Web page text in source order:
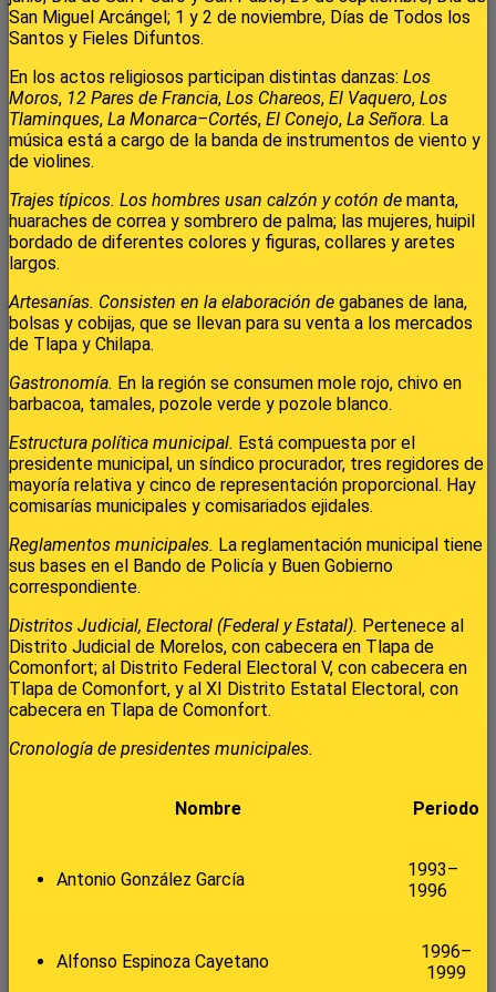
San Miguel Arcángel; 1 y 2 de noviembre, Días de Todos los
Santos y Fieles Difuntos.
En los actos religiosos participan distintas danzas: Los
Moros, 12 Pares de Francia, Los Chareos, El Vaquero, Los
Tlaminques, La Monarca–Cortés, El Conejo, La Señora. La
música está a cargo de la banda de instrumentos de viento y
de violines.
Trajes típicos. Los hombres usan calzón y cotón de manta,
huaraches de correa y sombrero de palma; las mujeres, huipil
bordado de diferentes colores y figuras, collares y aretes
largos.
Artesanías. Consisten en la elaboración de gabanes de lana,
bolsas y cobijas, que se llevan para su venta a los mercados
de Tlapa y Chilapa.
Gastronomía. En la región se consumen mole rojo, chivo en
barbacoa, tamales, pozole verde y pozole blanco.
Estructura política municipal. Está compuesta por el
presidente municipal, un síndico procurador, tres regidores de
mayoría relativa y cinco de representación proporcional. Hay
comisarías municipales y comisariados ejidales.
Reglamentos municipales. La reglamentación municipal tiene
sus bases en el Bando de Policía y Buen Gobierno
correspondiente.
Distritos Judicial, Electoral (Federal y Estatal). Pertenece al
Distrito Judicial de Morelos, con cabecera en Tlapa de
Comonfort; al Distrito Federal Electoral V, con cabecera en
Tlapa de Comonfort, y al XI Distrito Estatal Electoral, con
cabecera en Tlapa de Comonfort.
Cronología de presidentes municipales.
Nombre Periodo
Antonio González García
1993–
1996
Alfonso Espinoza Cayetano
1996–
1999